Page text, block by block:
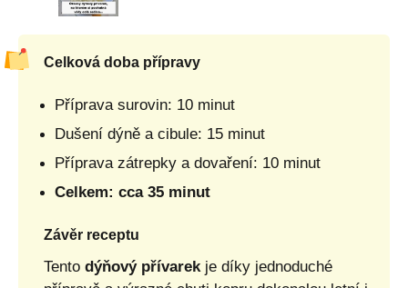
Celková doba přípravy
Příprava surovin: 10 minut
Dušení dýně a cibule: 15 minut
Příprava zátrepky a dovaření: 10 minut
Celkem: cca 35 minut
Závěr receptu
Tento dýňový přívarek je díky jednoduché